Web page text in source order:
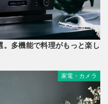
。多機能で料理がもっと楽し
家電・カメラ